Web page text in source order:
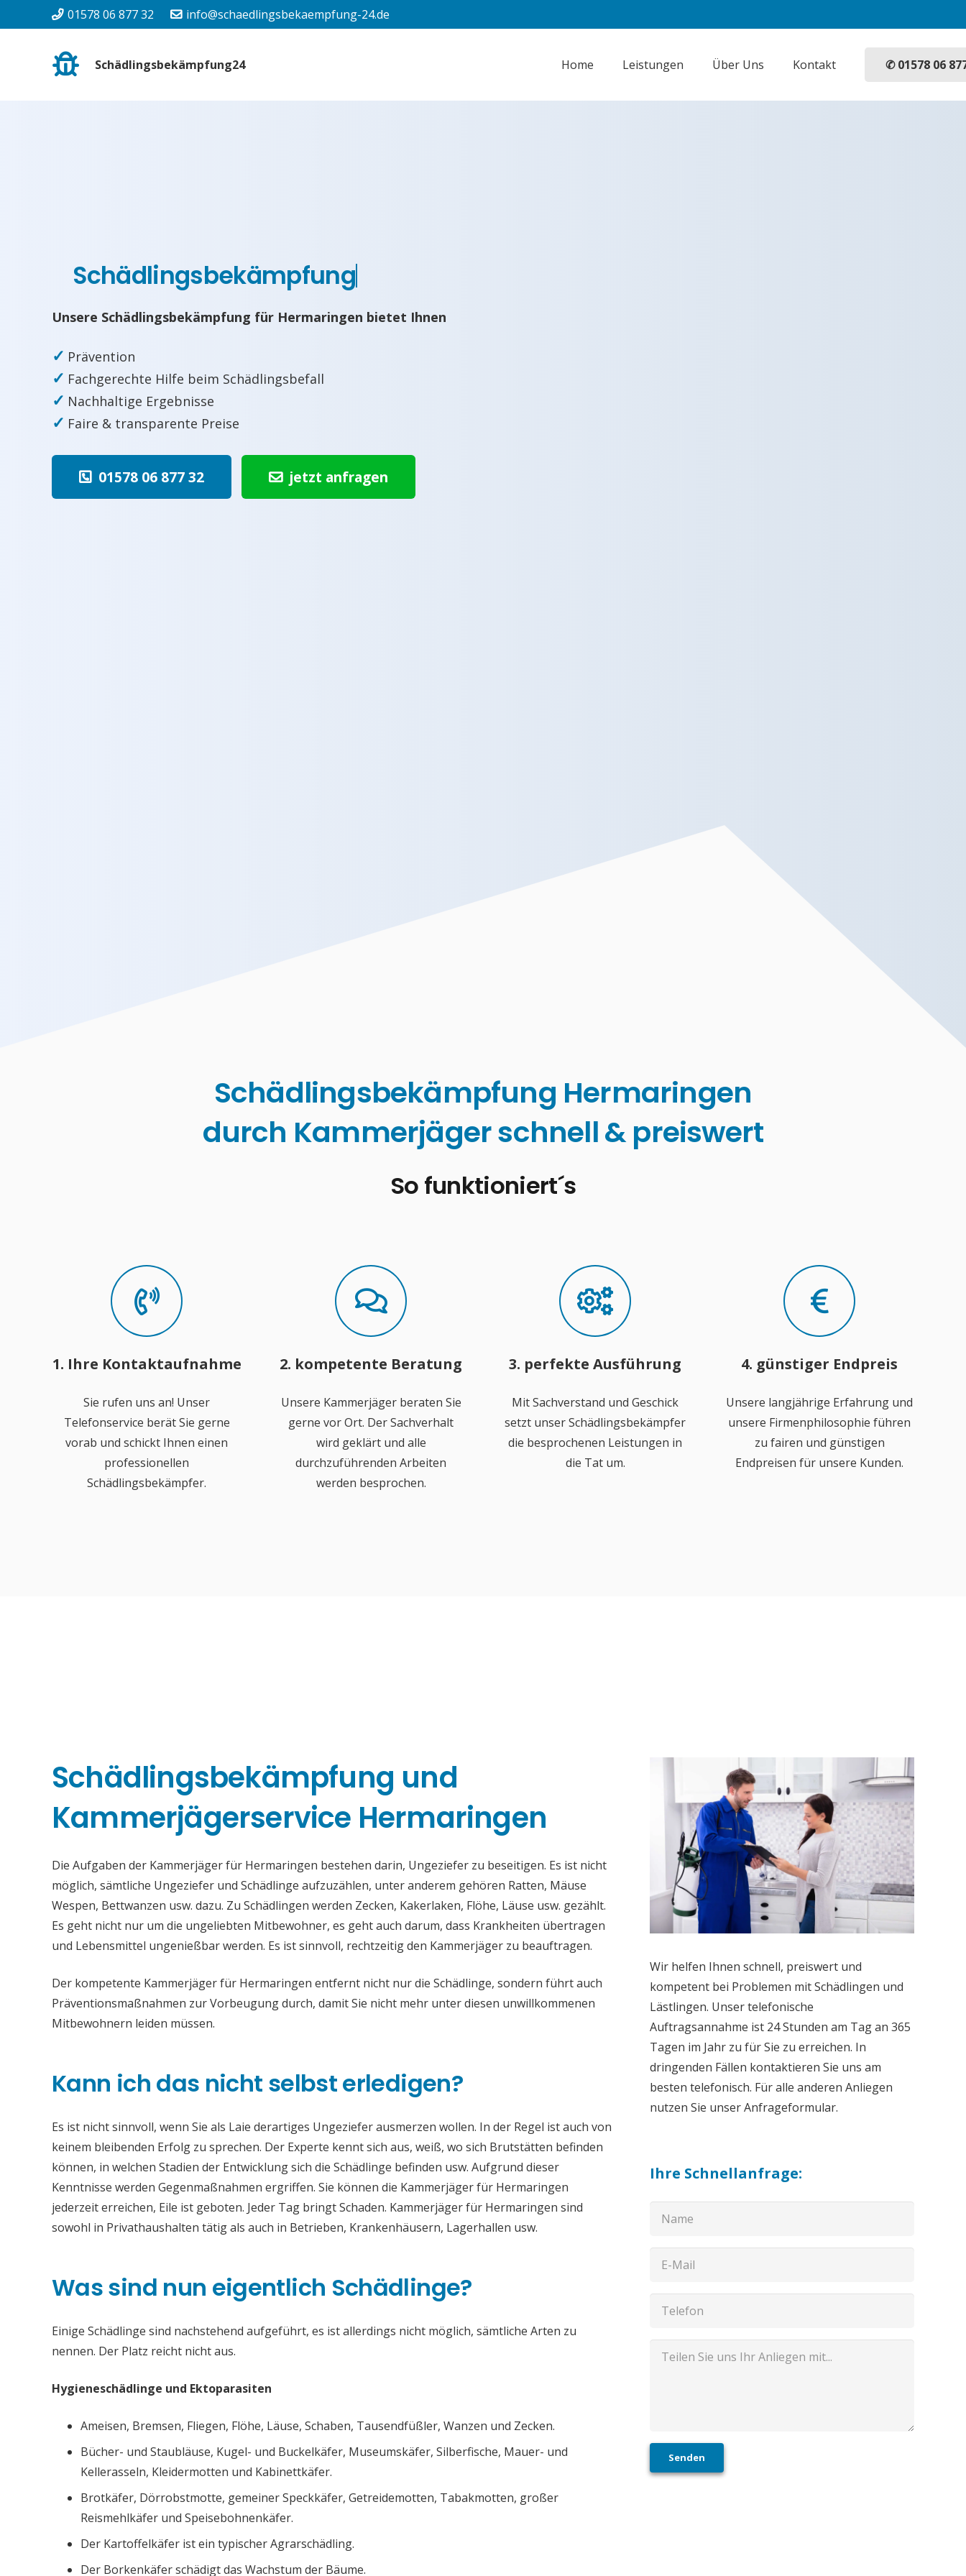
01578 06 877 32 info@schaedlingsbekaempfung-24.de
Schädlingsbekämpfung24 Home Leistungen Über Uns Kontakt ✆ 01578 06
Schädlingsbekämpfung
Unsere Schädlingsbekämpfung für Hermaringen bietet Ihnen
✓ Prävention
✓ Fachgerechte Hilfe beim Schädlingsbefall
✓ Nachhaltige Ergebnisse
✓ Faire & transparente Preise
01578 06 877 32 jetzt anfragen
Schädlingsbekämpfung Hermaringen
durch Kammerjäger schnell & preiswert
So funktioniert´s
1. Ihre Kontaktaufnahme
Sie rufen uns an! Unser
Telefonservice berät Sie gerne
vorab und schickt Ihnen einen
professionellen
Schädlingsbekämpfer.
2. kompetente Beratung
Unsere Kammerjäger beraten Sie
gerne vor Ort. Der Sachverhalt
wird geklärt und alle
durchzuführenden Arbeiten
werden besprochen.
3. perfekte Ausführung
Mit Sachverstand und Geschick
setzt unser Schädlingsbekämpfer
die besprochenen Leistungen in
die Tat um.
4. günstiger Endpreis
Unsere langjährige Erfahrung und
unsere Firmenphilosophie führen
zu fairen und günstigen
Endpreisen für unsere Kunden.
Schädlingsbekämpfung und
Kammerjägerservice Hermaringen
Die Aufgaben der Kammerjäger für Hermaringen bestehen darin, Ungeziefer zu beseitigen. Es ist nicht
möglich, sämtliche Ungeziefer und Schädlinge aufzuzählen, unter anderem gehören Ratten, Mäuse
Wespen, Bettwanzen usw. dazu. Zu Schädlingen werden Zecken, Kakerlaken, Flöhe, Läuse usw. gezählt.
Es geht nicht nur um die ungeliebten Mitbewohner, es geht auch darum, dass Krankheiten übertragen
und Lebensmittel ungenießbar werden. Es ist sinnvoll, rechtzeitig den Kammerjäger zu beauftragen.
Der kompetente Kammerjäger für Hermaringen entfernt nicht nur die Schädlinge, sondern führt auch
Präventionsmaßnahmen zur Vorbeugung durch, damit Sie nicht mehr unter diesen unwillkommenen
Mitbewohnern leiden müssen.
Kann ich das nicht selbst erledigen?
Es ist nicht sinnvoll, wenn Sie als Laie derartiges Ungeziefer ausmerzen wollen. In der Regel ist auch von
keinem bleibenden Erfolg zu sprechen. Der Experte kennt sich aus, weiß, wo sich Brutstätten befinden
können, in welchen Stadien der Entwicklung sich die Schädlinge befinden usw. Aufgrund dieser
Kenntnisse werden Gegenmaßnahmen ergriffen. Sie können die Kammerjäger für Hermaringen
jederzeit erreichen, Eile ist geboten. Jeder Tag bringt Schaden. Kammerjäger für Hermaringen sind
sowohl in Privathaushalten tätig als auch in Betrieben, Krankenhäusern, Lagerhallen usw.
Was sind nun eigentlich Schädlinge?
Einige Schädlinge sind nachstehend aufgeführt, es ist allerdings nicht möglich, sämtliche Arten zu
nennen. Der Platz reicht nicht aus.
Hygieneschädlinge und Ektoparasiten
Ameisen, Bremsen, Fliegen, Flöhe, Läuse, Schaben, Tausendfüßler, Wanzen und Zecken.
Bücher- und Staubläuse, Kugel- und Buckelkäfer, Museumskäfer, Silberfische, Mauer- und
Kellerasseln, Kleidermotten und Kabinettkäfer.
Brotkäfer, Dörrobstmotte, gemeiner Speckkäfer, Getreidemotten, Tabakmotten, großer
Reismehlkäfer und Speisebohnenkäfer.
Der Kartoffelkäfer ist ein typischer Agrarschädling.
Der Borkenkäfer schädigt das Wachstum der Bäume.
Wir helfen Ihnen schnell, preiswert und
kompetent bei Problemen mit Schädlingen und
Lästlingen. Unser telefonische
Auftragsannahme ist 24 Stunden am Tag an 365
Tagen im Jahr zu für Sie zu erreichen. In
dringenden Fällen kontaktieren Sie uns am
besten telefonisch. Für alle anderen Anliegen
nutzen Sie unser Anfrageformular.
Ihre Schnellanfrage:
Senden